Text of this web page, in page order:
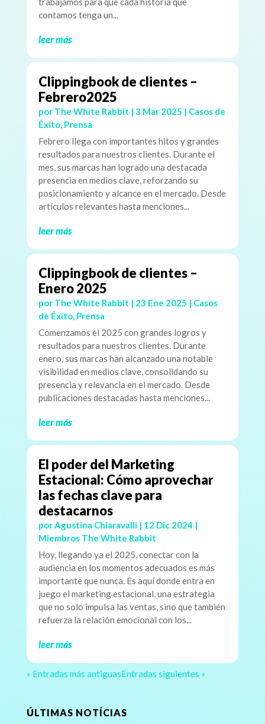
contamos tenga un...
leer más
Clippingbook de clientes –
Febrero2025
por The White Rabbit | 3 Mar 2025 | Casos de
Éxito, Prensa
Febrero llega con importantes hitos y grandes
resultados para nuestros clientes. Durante el
mes, sus marcas han logrado una destacada
presencia en medios clave, reforzando su
posicionamiento y alcance en el mercado. Desde
artículos relevantes hasta menciones...
leer más
Clippingbook de clientes –
Enero 2025
por The White Rabbit | 23 Ene 2025 | Casos
de Éxito, Prensa
Comenzamos el 2025 con grandes logros y
resultados para nuestros clientes. Durante
enero, sus marcas han alcanzado una notable
visibilidad en medios clave, consolidando su
presencia y relevancia en el mercado. Desde
publicaciones destacadas hasta menciones...
leer más
El poder del Marketing
Estacional: Cómo aprovechar
las fechas clave para
destacarnos
porAgustina Chiaravalli| 12 Dic 2024 |
Miembros The White Rabbit
Hoy, llegando ya el 2025, conectar con la
audiencia en los momentos adecuados es más
importante que nunca. Es aquí donde entra en
juego el marketing estacional, una estrategia
que no solo impulsa las ventas, sino que también
refuerza la relación emocional con los...
leer más
« Entradas más antiguasEntradas siguientes »
ÚLTIMAS NOTÍCIAS